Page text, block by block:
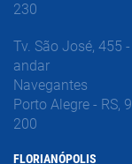
230
Tv. São José, 455 -
andar
Navegantes
Porto Alegre - RS,
200
FLORIANÓPOLIS